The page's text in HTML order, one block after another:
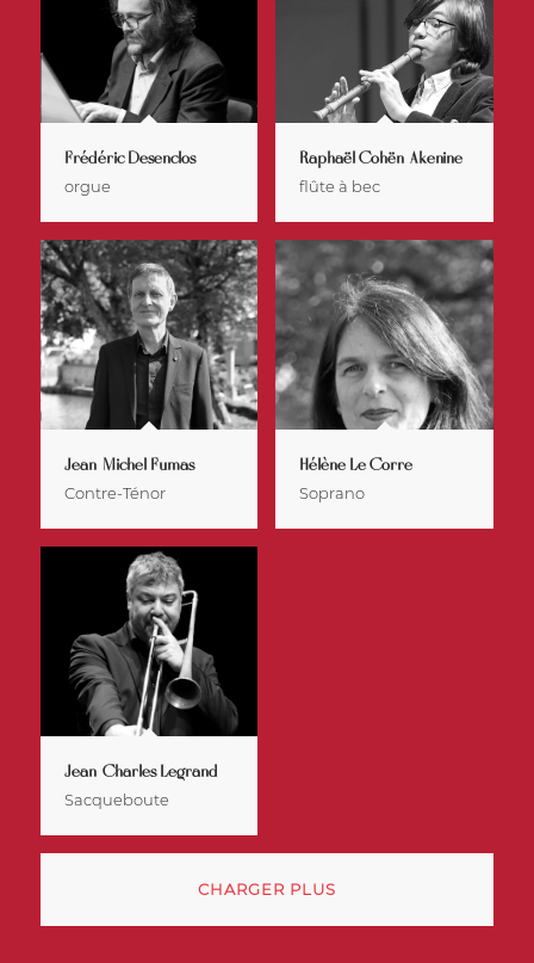
Frédéric Desenclos
orgue
Raphaël Cohën-Akenine
flûte à bec
Jean-Michel Fumas
Contre-Ténor
Hélène Le Corre
Soprano
Jean-Charles Legrand
Sacqueboute
CHARGER PLUS